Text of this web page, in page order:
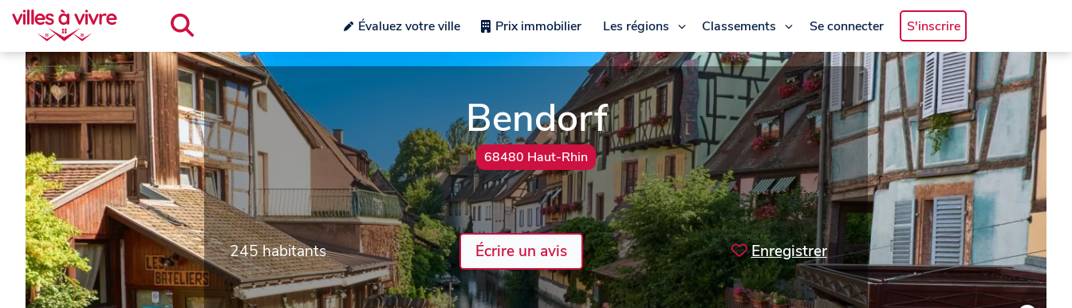
Évaluez votre ville Prix immobilier Les régions Classements Se connecter S'inscrire
Bendorf
68480 Haut-Rhin
245 habitants Écrire un avis Enregistrer